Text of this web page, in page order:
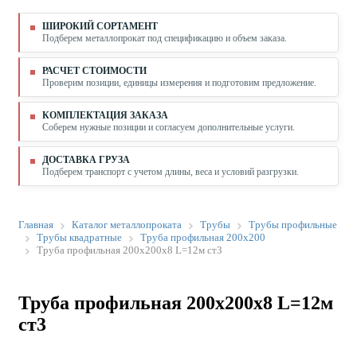
ШИРОКИЙ СОРТАМЕНТ
Подберем металлопрокат под спецификацию и объем заказа.
РАСЧЕТ СТОИМОСТИ
Проверим позиции, единицы измерения и подготовим предложение.
КОМПЛЕКТАЦИЯ ЗАКАЗА
Соберем нужные позиции и согласуем дополнительные услуги.
ДОСТАВКА ГРУЗА
Подберем транспорт с учетом длины, веса и условий разгрузки.
Главная Каталог металлопроката Трубы
Трубы профильные
Трубы квадратные
Труба профильная 200х200
Труба профильная 200х200х8 L=12м ст3
Труба профильная 200х200х8 L=12м
ст3